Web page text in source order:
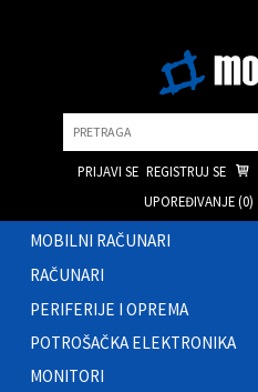
PRIJAVI SE REGISTRUJ SE
UPOREĐIVANJE (0)
MOBILNI RAČUNARI
RAČUNARI
PERIFERIJE I OPREMA
POTROŠAČKA ELEKTRONIKA
MONITORI